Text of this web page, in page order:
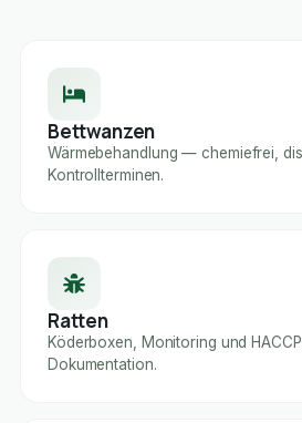
Bettwanzen
Wärmebehandlung — chemiefrei,
Kontrollterminen.
Ratten
Köderboxen, Monitoring und
Dokumentation.